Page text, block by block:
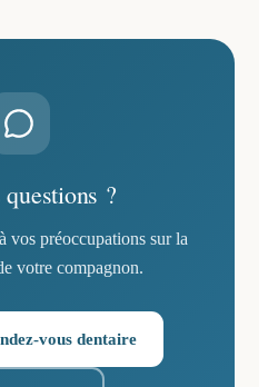
?
vos préoccupations sur la
votre compagnon.
vous dentaire
onglet)